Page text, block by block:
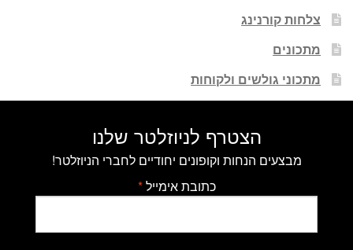
צלחות קורנינג
מתכונים
מתכוני גולשים ולקוחות
הצטרף לניוזלטר שלנו
מבצעים הנחות וקופונים יחודיים לחברי הניוזלטר!
כתובת אימייל*